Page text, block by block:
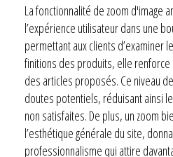
La fonctionnalité de zoom d'image
l’expérience utilisateur dans une
permettant aux clients d’examiner
finitions des produits, elle renforce
des articles proposés. Ce niveau
doutes potentiels, réduisant ainsi
non satisfaites. De plus, un zoom
l’esthétique générale du site,
professionnalisme qui attire